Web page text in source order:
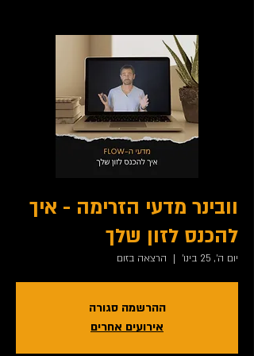
וובינר מדעי הזרימה - איך
להכנס לזון שלך
יום ה׳, 25 בינו׳
  |
הרצאה בזום
ההרשמה סגורה
אירועים אחרים